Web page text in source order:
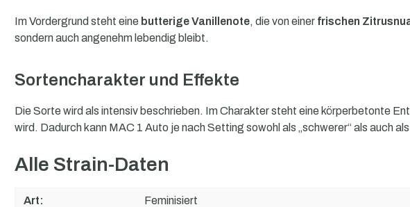
Im Vordergrund steht eine butterige Vanillenote, die von einer frischen
sondern auch angenehm lebendig bleibt.
Sortencharakter und Effekte
Die Sorte wird als intensiv beschrieben. Im Charakter steht eine körperbetonte
wird. Dadurch kann MAC 1 Auto je nach Setting sowohl als „schwerer“ als auch
Alle Strain-Daten
Art: Feminisiert